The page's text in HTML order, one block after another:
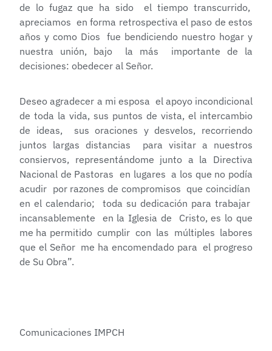
de lo fugaz que ha sido el tiempo transcurrido,
apreciamos en forma retrospectiva el paso de estos
años y como Dios fue bendiciendo nuestro hogar y
nuestra unión, bajo la más importante de la
decisiones: obedecer al Señor.
Deseo agradecer a mi esposa el apoyo incondicional
de toda la vida, sus puntos de vista, el intercambio
de ideas, sus oraciones y desvelos, recorriendo
juntos largas distancias para visitar a nuestros
consiervos, representándome junto a la Directiva
Nacional de Pastoras en lugares a los que no podía
acudir por razones de compromisos que coincidían
en el calendario; toda su dedicación para trabajar
incansablemente en la Iglesia de Cristo, es lo que
me ha permitido cumplir con las múltiples labores
que el Señor me ha encomendado para el progreso
de Su Obra”.
Comunicaciones IMPCH